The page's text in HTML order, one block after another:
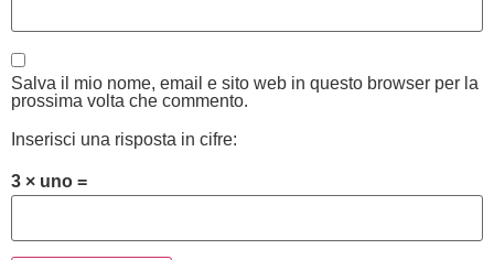
Salva il mio nome, email e sito web in questo browser per la
prossima volta che commento.
Inserisci una risposta in cifre:
3 × uno =